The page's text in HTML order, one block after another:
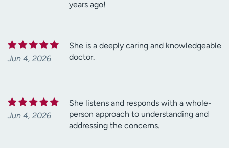
years ago!
Jun 4, 2026
She is a deeply caring and knowledgeable
doctor.
Jun 4, 2026
She listens and responds with a whole-
person approach to understanding and
addressing the concerns.